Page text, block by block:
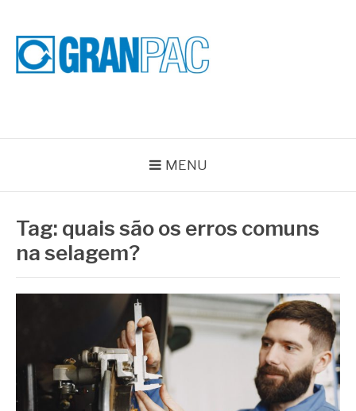
conteúdo
MENU
Tag: quais são os erros comuns
na selagem?